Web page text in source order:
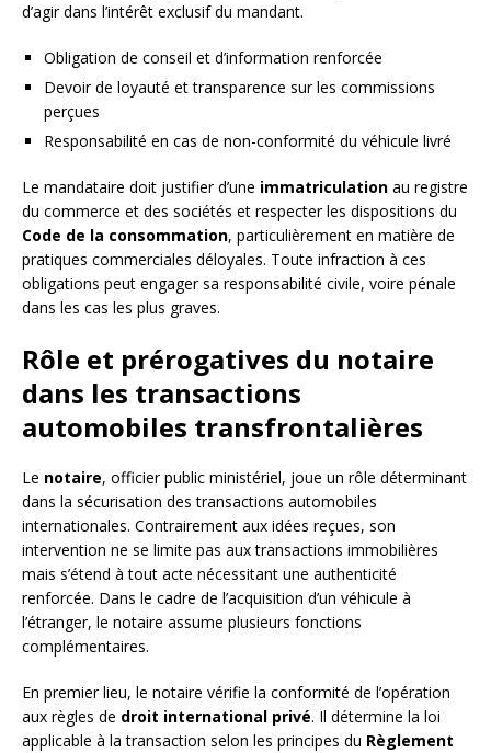
d’agir dans l’intérêt exclusif du mandant.
Obligation de conseil et d’information renforcée
Devoir de loyauté et transparence sur les commissions
perçues
Responsabilité en cas de non-conformité du véhicule livré
Le mandataire doit justifier d’une immatriculation au registre
du commerce et des sociétés et respecter les dispositions du
Code de la consommation, particulièrement en matière de
pratiques commerciales déloyales. Toute infraction à ces
obligations peut engager sa responsabilité civile, voire pénale
dans les cas les plus graves.
Rôle et prérogatives du notaire
dans les transactions
automobiles transfrontalières
Le notaire, officier public ministériel, joue un rôle déterminant
dans la sécurisation des transactions automobiles
internationales. Contrairement aux idées reçues, son
intervention ne se limite pas aux transactions immobilières
mais s’étend à tout acte nécessitant une authenticité
renforcée. Dans le cadre de l’acquisition d’un véhicule à
l’étranger, le notaire assume plusieurs fonctions
complémentaires.
En premier lieu, le notaire vérifie la conformité de l’opération
aux règles de droit international privé. Il détermine la loi
applicable à la transaction selon les principes du Règlement